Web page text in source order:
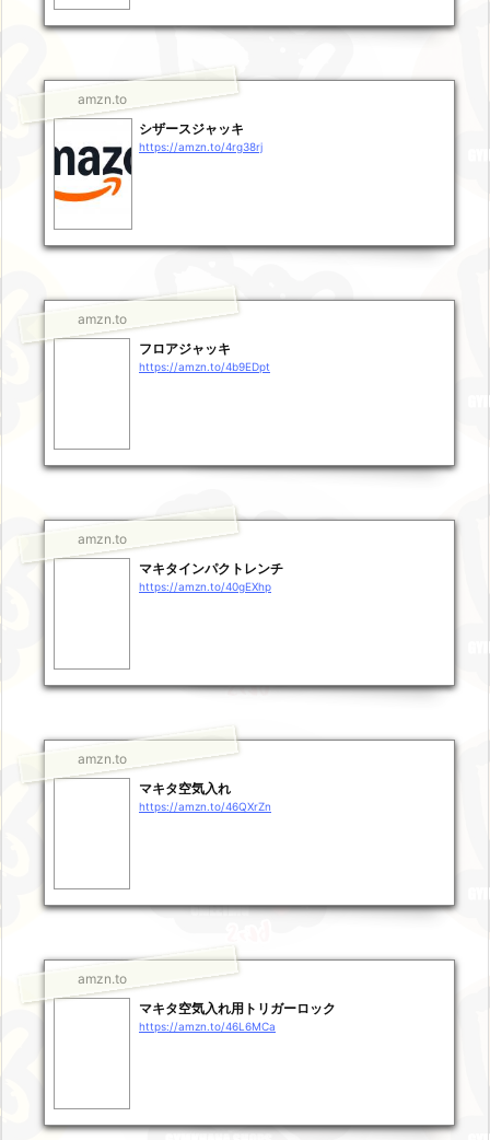
amzn.to
シザースジャッキ
https://amzn.to/4rg38rj
amzn.to
フロアジャッキ
https://amzn.to/4b9EDpt
amzn.to
マキタインパクトレンチ
https://amzn.to/40gEXhp
amzn.to
マキタ空気入れ
https://amzn.to/46QXrZn
amzn.to
マキタ空気入れ用トリガーロック
https://amzn.to/46L6MCa